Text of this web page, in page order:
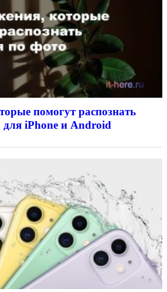
помогут распознать
для iPhone и Android